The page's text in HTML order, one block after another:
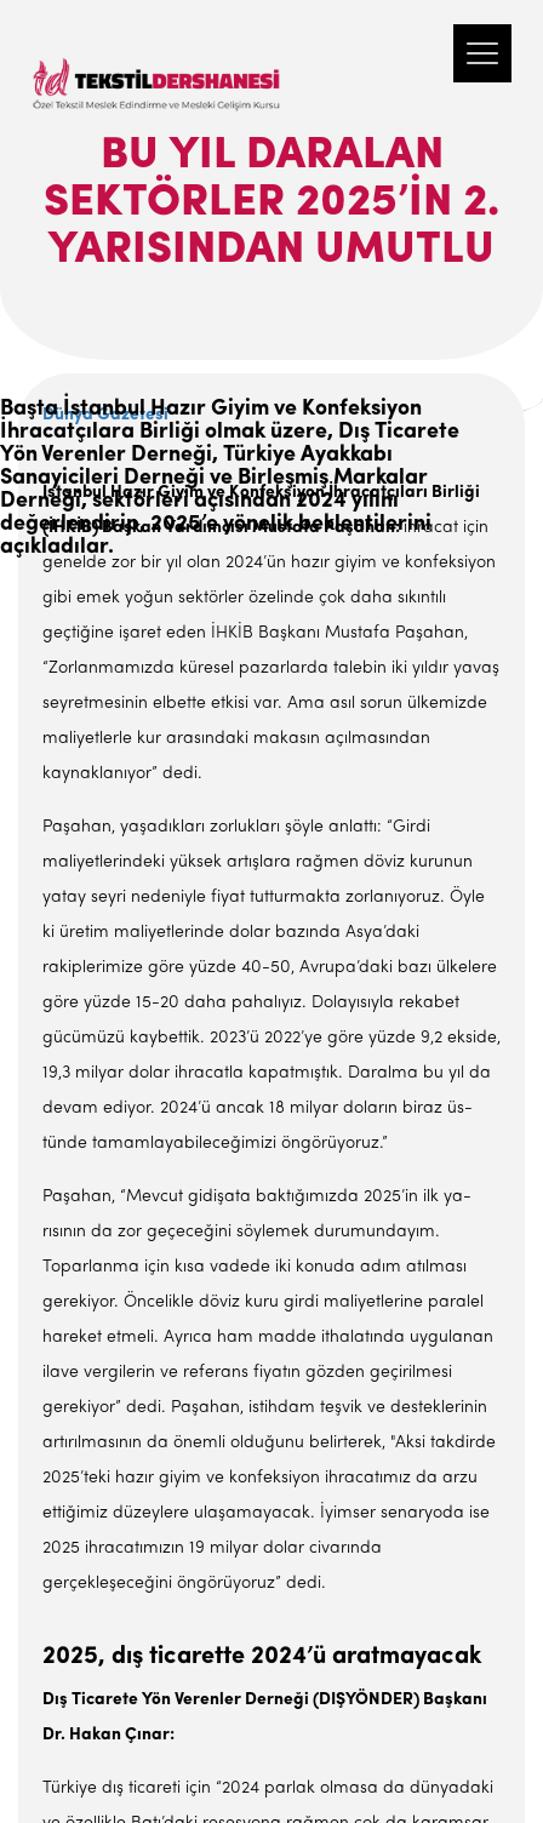
BU YIL DARALAN
SEKTÖRLER 2025’IN 2.
YARISINDAN UMUTLU
Başta İstanbul Hazır Giyim ve Konfeksiyon
İhracatçılara Birliği olmak üzere, Dış Ticarete
Yön Verenler Derneği, Türkiye Ayakkabı
Sanayicileri Derneği ve Birleşmiş Markalar
Derneği, sektörleri açısından 2024 yılını
değerlendirip, 2025’e yönelik beklentilerini
açıkladılar.
Dünya Gazetesi
İstanbul Hazır Giyim ve Konfeksiyon İhracatçıları Birliği
(İHKİB) Başkan Yar­dımcısı Mustafa Paşahan:ih­racat için
genelde zor bir yıl olan 2024’ün ha­zır giyim ve konfeksiyon
gibi emek yoğun sek­törler özelinde çok daha sıkın­tılı
geçtiğine işaret eden İHKİB Başkanı Mustafa Paşahan,
“Zor­lanmamızda küresel pazarlarda talebin iki yıldır yavaş
seyretme­sinin elbette etkisi var. Ama asıl sorun ülkemizde
maliyetlerle kur arasındaki makasın açılma­sından
kaynaklanıyor” dedi.
Paşahan, yaşadıkları zorlukla­rı şöyle anlattı: “Girdi
maliyetle­rindeki yüksek artışlara rağmen döviz kurunun
yatay seyri nede­niyle fiyat tutturmakta zorlanı­yoruz. Öyle
ki üretim maliyet­lerinde dolar bazında Asya’daki
rakiplerimize göre yüzde 40-50, Avrupa’daki bazı ülkelere
göre yüzde 15-20 daha pahalıyız. Do­layısıyla rekabet
gücümüzü kay­bettik. 2023’ü 2022’ye göre yüz­de 9,2 ekside,
19,3 milyar dolar ihracatla kapatmıştık. Daralma bu yıl da
devam ediyor. 2024’ü ancak 18 milyar doların biraz üs­
tünde tamamlayabileceğimizi öngörüyoruz.”
Paşahan, “Mevcut gidişa­ta baktığımızda 2025’in ilk ya­
rısının da zor geçeceğini söyle­mek durumundayım.
Toparlan­ma için kısa vadede iki konuda adım atılması
gerekiyor. Önce­likle döviz kuru girdi maliyet­lerine paralel
hareket etmeli. Ayrıca ham madde ithalatında uygulanan
ilave vergilerin ve re­ferans fiyatın gözden geçirilme­si
gerekiyor” dedi. Paşahan, is­tihdam teşvik ve desteklerinin
artırılmasının da önemli oldu­ğunu belirterek, "Aksi takdirde
2025’teki hazır giyim ve konfek­siyon ihracatımız da arzu
etti­ğimiz düzeylere ulaşamayacak. İyimser senaryoda ise
2025 ih­racatımızın 19 milyar dolar ci­varında
gerçekleşeceğini öngö­rüyoruz” dedi.
2025, dış ticarette 2024’ü aratmayacak
Dış Ticarete Yön Verenler Derneği (DIŞYÖNDER) Baş­kanı
Dr. Hakan Çınar:
Türkiye dış ticareti için “2024 parlak ol­masa da dünyadaki